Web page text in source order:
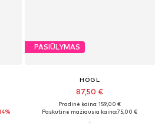
PASIŪLYMAS
HÖGL
87,50 €
Pradinė kaina: 159,00 €
Paskutinė mažiausia kaina:75,00 €